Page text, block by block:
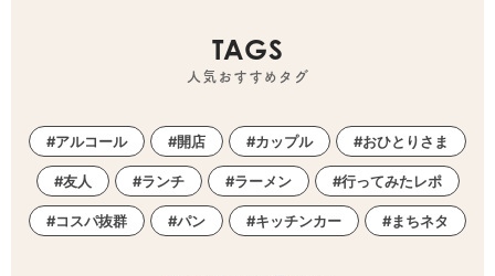
TAGS
人気おすすめタグ
アルコール 開店 カップル おひとりさま
友人 ランチ ラーメン 行ってみたレポ
コスパ抜群 パン キッチンカー まちネタ